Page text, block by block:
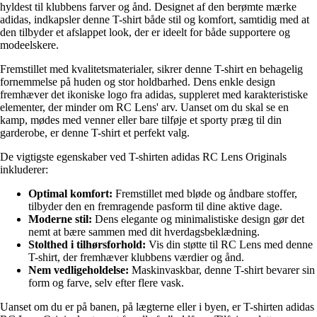
hyldest til klubbens farver og ånd. Designet af den berømte mærke
adidas, indkapsler denne T-shirt både stil og komfort, samtidig med at
den tilbyder et afslappet look, der er ideelt for både supportere og
modeelskere.
Fremstillet med kvalitetsmaterialer, sikrer denne T-shirt en behagelig
fornemmelse på huden og stor holdbarhed. Dens enkle design
fremhæver det ikoniske logo fra adidas, suppleret med karakteristiske
elementer, der minder om RC Lens' arv. Uanset om du skal se en
kamp, mødes med venner eller bare tilføje et sporty præg til din
garderobe, er denne T-shirt et perfekt valg.
De vigtigste egenskaber ved T-shirten adidas RC Lens Originals
inkluderer:
Optimal komfort: Fremstillet med bløde og åndbare stoffer,
tilbyder den en fremragende pasform til dine aktive dage.
Moderne stil: Dens elegante og minimalistiske design gør det
nemt at bære sammen med dit hverdagsbeklædning.
Stolthed i tilhørsforhold: Vis din støtte til RC Lens med denne
T-shirt, der fremhæver klubbens værdier og ånd.
Nem vedligeholdelse: Maskinvaskbar, denne T-shirt bevarer sin
form og farve, selv efter flere vask.
Uanset om du er på banen, på lægterne eller i byen, er T-shirten adidas